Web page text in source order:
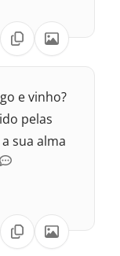
e vinho?
pelas
sua alma